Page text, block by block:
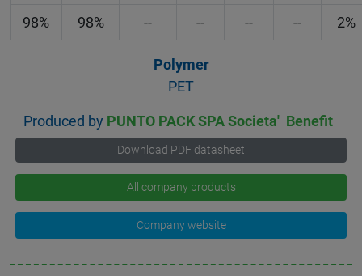
98% 98% -- -- -- -- 2%
Polymer
PET
Produced by PUNTO PACK SPA Societa' Benefit
Download PDF datasheet
All company products
Company website